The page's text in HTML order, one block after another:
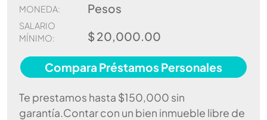
MONEDA: Pesos
SALARIO
MÍNIMO:
$ 20,000.00
Compara Préstamos Personales
Te prestamos hasta $150,000 sin
garantía.Contar con un bien inmueble libre de